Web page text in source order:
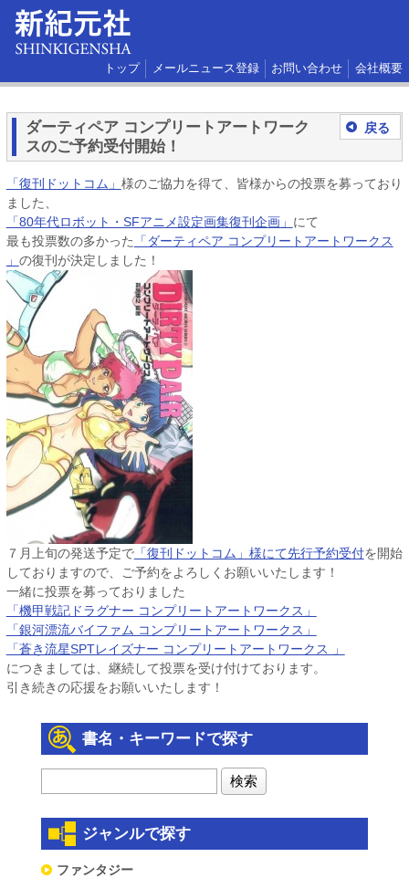
トップ メールニュース登録 お問い合わせ 会社概要
戻る
ダーティペア コンプリートアートワーク
スのご予約受付開始！
「復刊ドットコム」 様のご協力を得て、皆様からの投票を募っており
ました、
「80年代ロボット・SFアニメ設定画集復刊企画」 にて
最も投票数の多かった
「ダーティペア コンプリートアートワークス
」 の復刊が決定しました！
７月上旬の発送予定で「復刊ドットコム」様にて先行予約受付を開始
しておりますので、ご予約をよろしくお願いいたします！
一緒に投票を募っておりました
「機甲戦記ドラグナー コンプリートアートワークス」
「銀河漂流バイファム コンプリートアートワークス」
「蒼き流星SPTレイズナー コンプリートアートワークス 」
につきましては、継続して投票を受け付けております。
引き続きの応援をお願いいたします！
書名・キーワードで探す
ジャンルで探す
ファンタジー